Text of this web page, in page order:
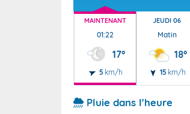
MAINTENANT
01:22
17°
5 km/h
JEUDI 06
Matin
18°
15 km/h
Pluie dans l'heure